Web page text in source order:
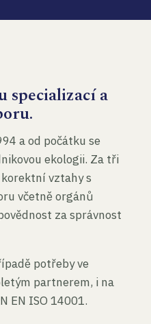
specializací a
a od počátku se
ekologii. Za tři
vztahy s
včetně orgánů
za správnost
potřeby ve
partnerem, i na
EN ISO 14001.